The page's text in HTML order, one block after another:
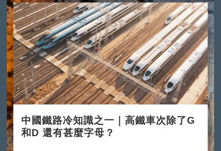
中國鐵路冷知識之一｜高鐵車次除了G
和D 還有甚麼字母？